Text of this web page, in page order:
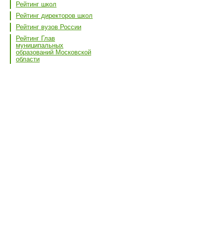
Рейтинг школ
Рейтинг директоров школ
Рейтинг вузов России
Рейтинг Глав
муниципальных
образований Московской
области